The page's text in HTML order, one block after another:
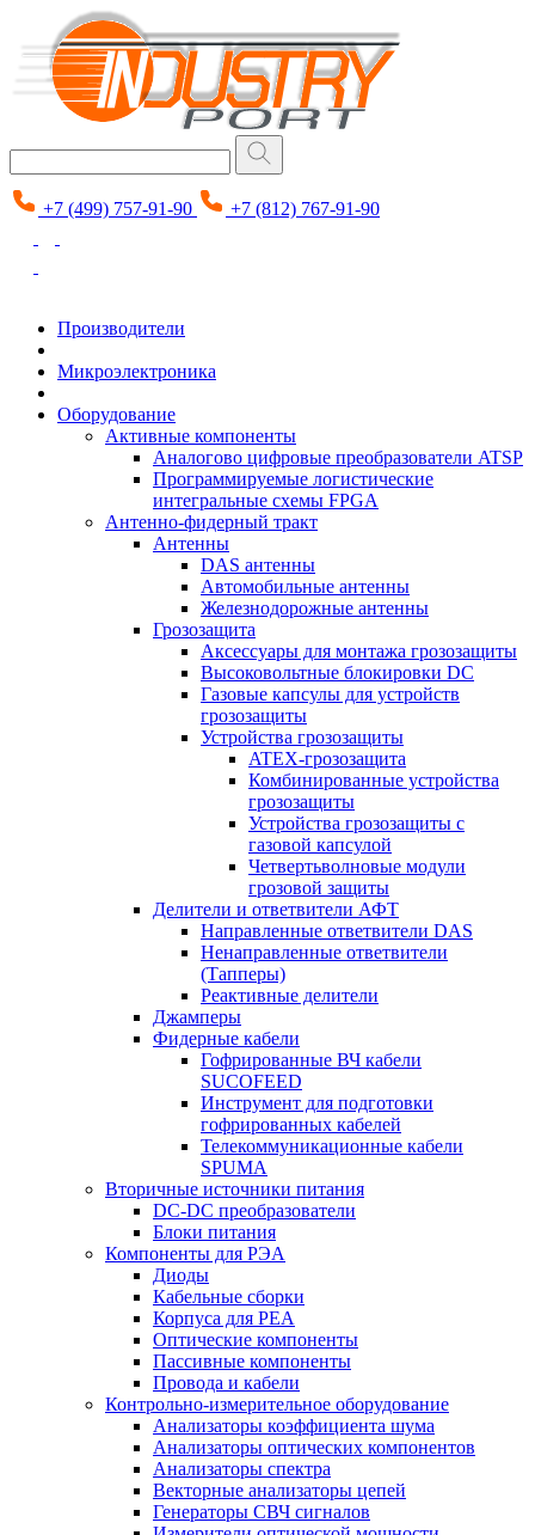
+7 (499) 757-91-90 +7 (812) 767-91-90
Производители
Микроэлектроника
Оборудование
Активные компоненты
Аналогово цифровые преобразователи ATSP
Программируемые логистические
интегральные схемы FPGA
Антенно-фидерный тракт
Антенны
DAS антенны
Автомобильные антенны
Железнодорожные антенны
Грозозащита
Аксессуары для монтажа грозозащиты
Высоковольтные блокировки DC
Газовые капсулы для устройств
грозозащиты
Устройства грозозащиты
ATEX-грозозащита
Комбинированные устройства
грозозащиты
Устройства грозозащиты с
газовой капсулой
Четвертьволновые модули
грозовой защиты
Делители и ответвители АФТ
Направленные ответвители DAS
Ненаправленные ответвители
(Тапперы)
Реактивные делители
Джамперы
Фидерные кабели
Гофрированные ВЧ кабели
SUCOFEED
Инструмент для подготовки
гофрированных кабелей
Телекоммуникационные кабели
SPUMA
Вторичные источники питания
DC-DC преобразователи
Блоки питания
Компоненты для РЭА
Диоды
Кабельные сборки
Корпуса для РЕА
Оптические компоненты
Пассивные компоненты
Провода и кабели
Контрольно-измерительное оборудование
Анализаторы коэффициента шума
Анализаторы оптических компонентов
Анализаторы спектра
Векторные анализаторы цепей
Генераторы СВЧ сигналов